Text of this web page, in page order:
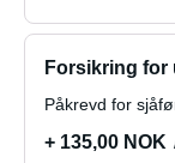
Forsikring for
Påkrevd for
+ 135,00 NOK